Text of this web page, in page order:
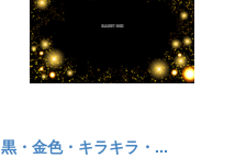
黒・金色・キラキラ・...